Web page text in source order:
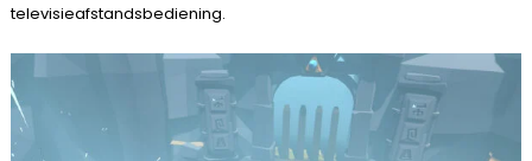
televisieafstandsbediening.